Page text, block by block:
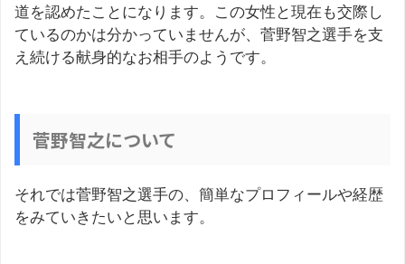
道を認めたことになります。この女性と現在も交際し
ているのかは分かっていませんが、菅野智之選手を支
え続ける献身的なお相手のようです。
菅野智之について
それでは菅野智之選手の、簡単なプロフィールや経歴
をみていきたいと思います。